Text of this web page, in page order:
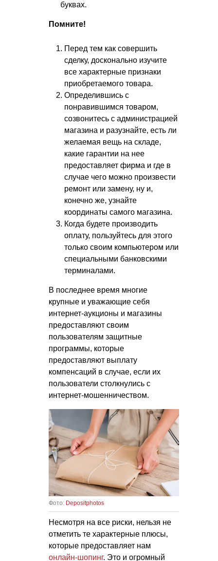
буквах.
Помните!
Перед тем как совершить
сделку, досконально изучите
все характерные признаки
приобретаемого товара.
Определившись с
понравившимся товаром,
созвонитесь с администрацией
магазина и разузнайте, есть ли
желаемая вещь на складе,
какие гарантии на нее
предоставляет фирма и где в
случае чего можно произвести
ремонт или замену, ну и,
конечно же, узнайте
координаты самого магазина.
Когда будете производить
оплату, пользуйтесь для этого
только своим компьютером или
специальными банковскими
терминалами.
В последнее время многие
крупные и уважающие себя
интернет-аукционы и магазины
предоставляют своим
пользователям защитные
программы, которые
предоставляют выплату
компенсаций в случае, если их
пользователи столкнулись с
интернет-мошенничеством.
Фото: Depositphotos
Несмотря на все риски, нельзя не
отметить те характерные плюсы,
которые предоставляет нам
онлайн-шопинг. Это и огромный